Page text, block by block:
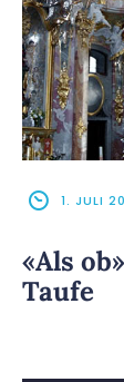
1. JULI
«Als
Taufe